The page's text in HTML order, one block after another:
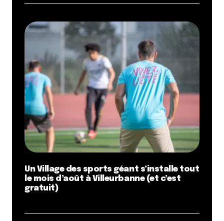
Un Village des sports géant s’installe tout
le mois d’août à Villeurbanne (et c’est
gratuit)